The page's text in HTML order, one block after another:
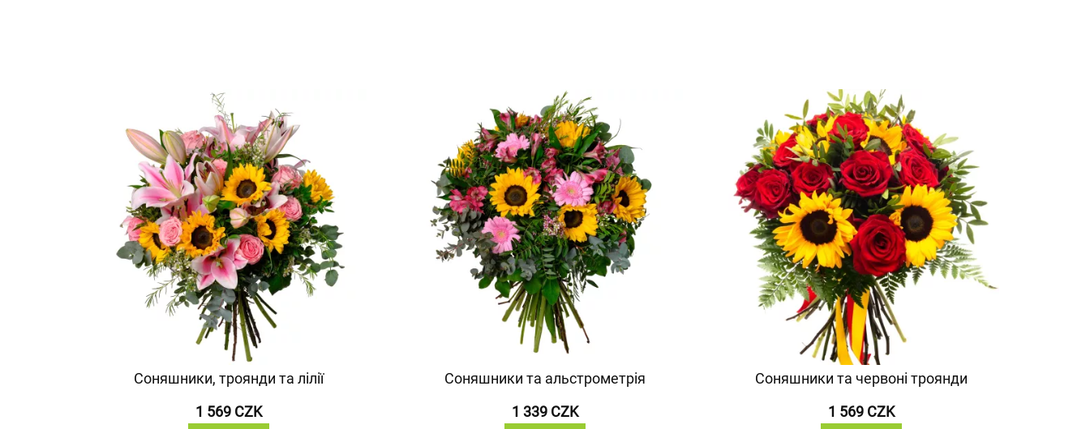
Соняшники, троянди та лілії
1 569 CZK
Соняшники та альстрометрія
1 339 CZK
Соняшники та червоні троянди
1 569 CZK